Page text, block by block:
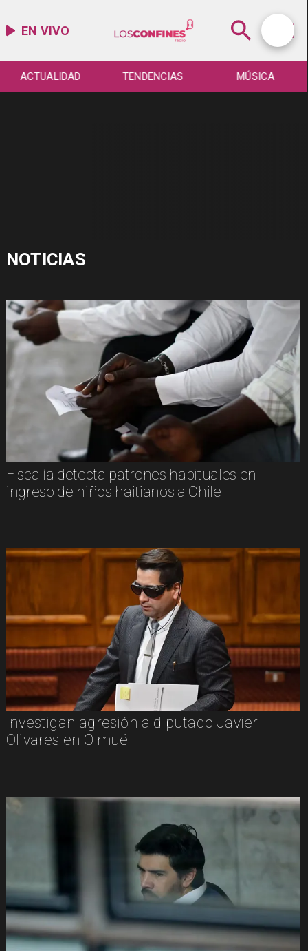
EN VIVO
ACTUALIDAD TENDENCIAS MÚSICA
NOTICIAS
Fiscalía detecta patrones habituales en
ingreso de niños haitianos a Chile
Investigan agresión a diputado Javier
Olivares en Olmué